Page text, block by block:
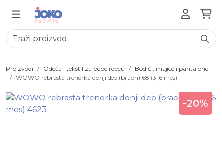
Proizvodi Odeća i tekstil za bebe i decu
Bodići, majice i pantalone
WOWO rebrasta trenerka donji deo (braon) 68 (3-6 mes)
-20%